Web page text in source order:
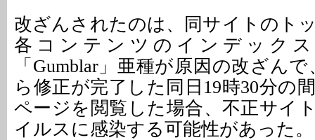
改ざんされたのは、同サイトのト
各コンテンツのインデック
「Gumblar」亜種が原因の改ざん
ら修正が完了した同日19時30分の
ページを閲覧した場合、不正サイ
イルスに感染する可能性があった。